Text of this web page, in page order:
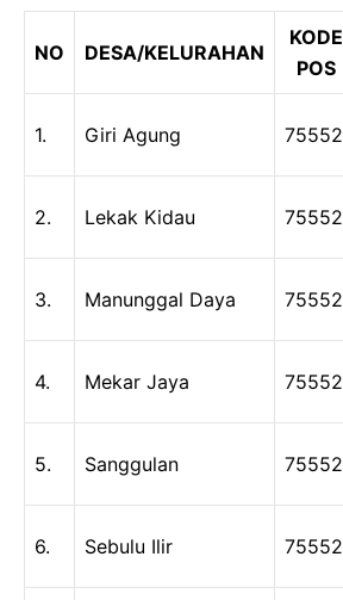
NO DESA/KELURAHAN
KODE
POS
1. Giri Agung 75552
2. Lekak Kidau 75552
3. Manunggal Daya 75552
4. Mekar Jaya 75552
5. Sanggulan 75552
6. Sebulu Ilir 75552